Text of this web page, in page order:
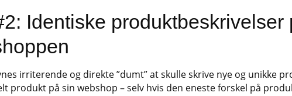
Identiske
irriterende og direkte ”dumt” at skulle skrive nye og unikke
produkt på sin webshop – selv hvis den eneste forskel på